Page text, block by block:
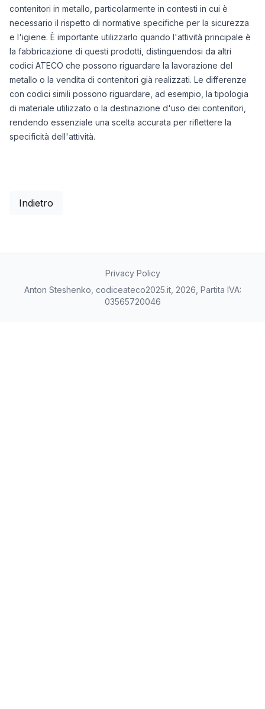
contenitori in metallo, particolarmente in contesti in cui è
necessario il rispetto di normative specifiche per la sicurezza
e l'igiene. È importante utilizzarlo quando l'attività principale è
la fabbricazione di questi prodotti, distinguendosi da altri
codici ATECO che possono riguardare la lavorazione del
metallo o la vendita di contenitori già realizzati. Le differenze
con codici simili possono riguardare, ad esempio, la tipologia
di materiale utilizzato o la destinazione d'uso dei contenitori,
rendendo essenziale una scelta accurata per riflettere la
specificità dell'attività.
Indietro
Privacy Policy
Anton Steshenko, codiceateco2025.it, 2026, Partita IVA:
03565720046